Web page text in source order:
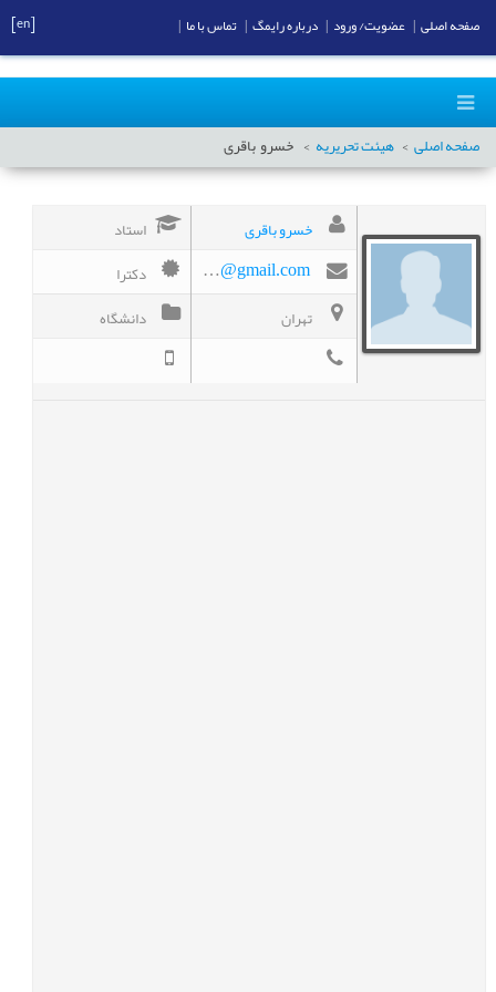
صفحه اصلی هیئت تحریریه خسروباقری
خسرو باقری استاد
khosrowbagheri4@gmail.com
دکترا
تهران
دانشگاه
صفحه اصلی عضویت/ ورود درباره رایمگ تماس با ما